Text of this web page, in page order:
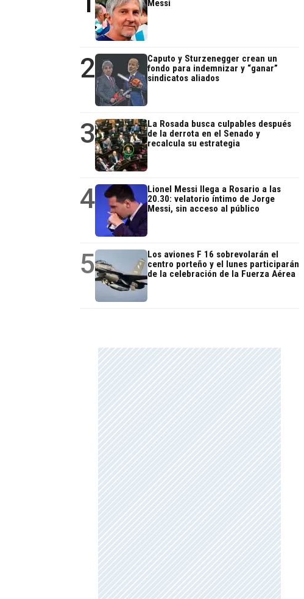
Messi
2
Caputo y Sturzenegger crean un
fondo para indemnizar y “ganar”
sindicatos aliados
3
La Rosada busca culpables después
de la derrota en el Senado y
recalcula su estrategia
4
Lionel Messi llega a Rosario a las
20.30: velatorio íntimo de Jorge
Messi, sin acceso al público
5
Los aviones F 16 sobrevolarán el
centro porteño y el lunes participarán
de la celebración de la Fuerza Aérea